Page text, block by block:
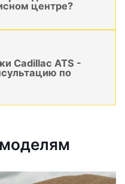
центре?
Cadillac ATS -
по